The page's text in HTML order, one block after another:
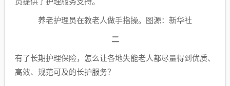
养老护理员在教老人做手指操。图源：新华社
二
有了长期护理保险，怎么让各地失能老人都尽量得到优质、
高效、规范可及的长护服务？